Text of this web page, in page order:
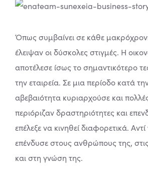
Όπως συμβαίνει σε κάθε
έλειψαν οι δύσκολες στιγμές. Η
αποτέλεσε ίσως το σημαντικότερο
την εταιρεία. Σε μια περίοδο κατά
αβεβαιότητα κυριαρχούσε και πολλές
περιόριζαν δραστηριότητες και
επέλεξε να κινηθεί διαφορετικά.
επένδυσε στους ανθρώπους της,
και στη γνώση της.